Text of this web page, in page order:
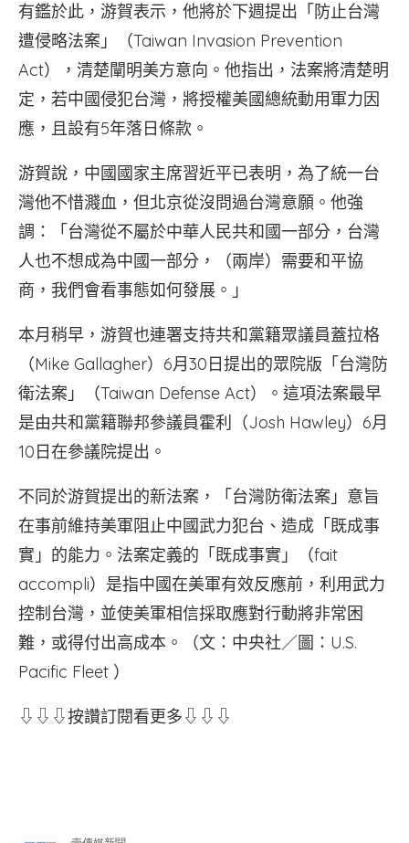
有鑑於此，游賀表示，他將於下週提出「防止台灣
遭侵略法案」（Taiwan Invasion Prevention
Act），清楚闡明美方意向。他指出，法案將清楚明
定，若中國侵犯台灣，將授權美國總統動用軍力因
應，且設有5年落日條款。
游賀說，中國國家主席習近平已表明，為了統一台
灣他不惜濺血，但北京從沒問過台灣意願。他強
調：「台灣從不屬於中華人民共和國一部分，台灣
人也不想成為中國一部分，（兩岸）需要和平協
商，我們會看事態如何發展。」
本月稍早，游賀也連署支持共和黨籍眾議員蓋拉格
（Mike Gallagher）6月30日提出的眾院版「台灣防
衛法案」（Taiwan Defense Act）。這項法案最早
是由共和黨籍聯邦參議員霍利（Josh Hawley）6月
10日在參議院提出。
不同於游賀提出的新法案，「台灣防衛法案」意旨
在事前維持美軍阻止中國武力犯台、造成「既成事
實」的能力。法案定義的「既成事實」（fait
accompli）是指中國在美軍有效反應前，利用武力
控制台灣，並使美軍相信採取應對行動將非常困
難，或得付出高成本。（文：中央社／圖：U.S.
Pacific Fleet ）
⇩⇩⇩按讚訂閱看更多⇩⇩⇩